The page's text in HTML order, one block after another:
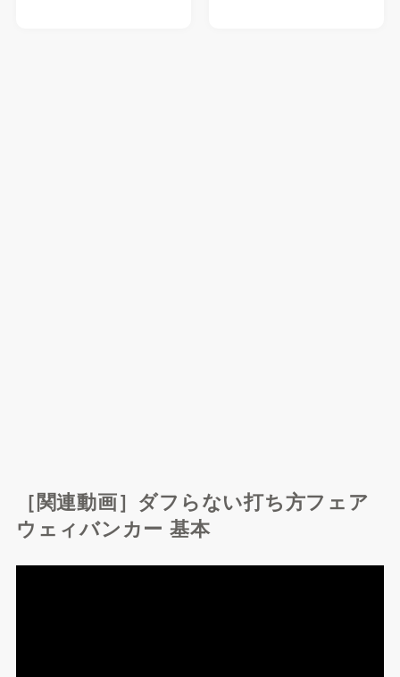
［関連動画］ダフらない打ち方フェア
ウェィバンカー 基本